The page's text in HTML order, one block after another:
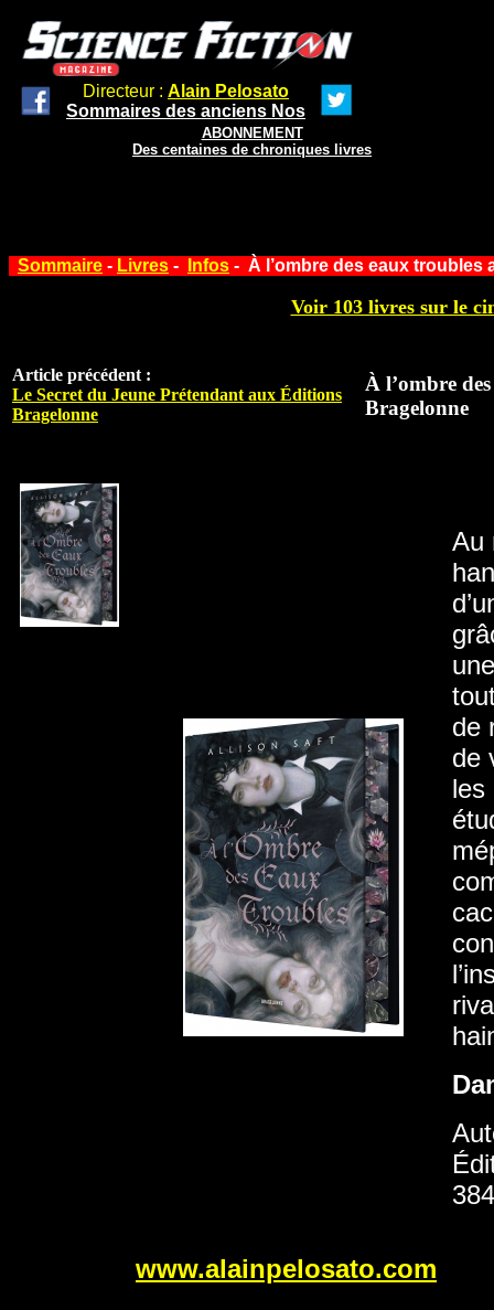
Directeur : Alain Pelosato
Sommaires des anciens Nos
ABONNEMENT
Des centaines de chroniques livres
Sommaire - Livres - Infos - À l’ombre des eaux troubles
Voir 103 livres sur le
Article précédent :
Le Secret du Jeune Prétendant aux Éditions
Bragelonne
À l’ombre
Bragelonne
Au
de
de
les
www.alainpelosato.com